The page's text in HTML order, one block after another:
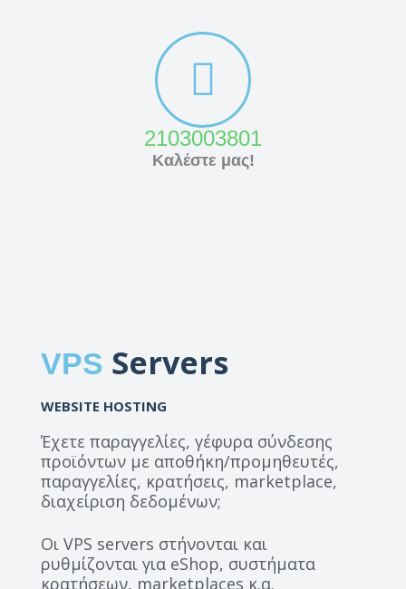
2103003801
Καλέστε μας!
VPS Servers
WEBSITE HOSTING
Έχετε παραγγελίες, γέφυρα σύνδεσης
προϊόντων με αποθήκη/προμηθευτές,
παραγγελίες, κρατήσεις, marketplace,
διαχείριση δεδομένων;
Οι VPS servers στήνονται και
ρυθμίζονται για eShop, συστήματα
κρατήσεων, marketplaces κ.α.